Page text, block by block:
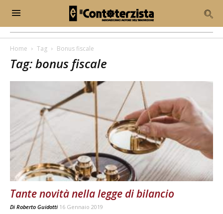
Home Tag Bonus fiscale
Tag: bonus fiscale
Tante novità nella legge di bilancio
Di Roberto Guidotti 16 Gennaio 2019